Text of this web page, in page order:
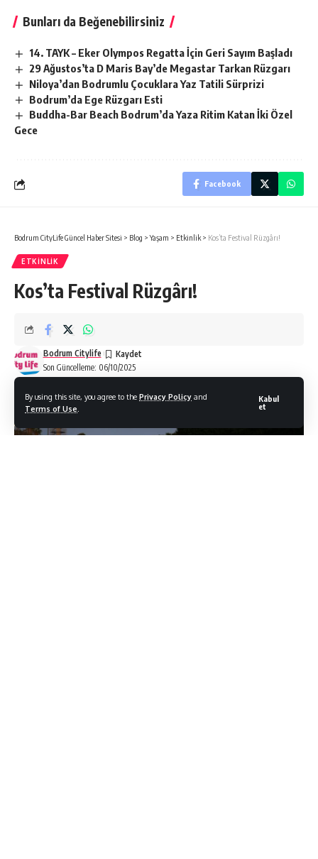
By using this site, you agree to the Privacy Policy and
Terms of Use
Kabul
et
Bunları da Beğenebilirsiniz
14. TAYK – Eker Olympos Regatta İçin Geri Sayım Başladı
29 Ağustos’ta D Maris Bay’de Megastar Tarkan Rüzgarı
Niloya’dan Bodrumlu Çocuklara Yaz Tatili Sürprizi
Bodrum’da Ege Rüzgarı Esti
Buddha-Bar Beach Bodrum’da Yaza Ritim Katan İki Özel
Gece
Facebook
Bodrum CityLife Güncel Haber Sitesi > Blog >Yaşam > Etkinlik > Kos’ta Festival Rüzgârı!
ETKINLIK
Kos’ta Festival Rüzgârı!
Son Güncelleme: 06/10/2025
Bodrum Citylife